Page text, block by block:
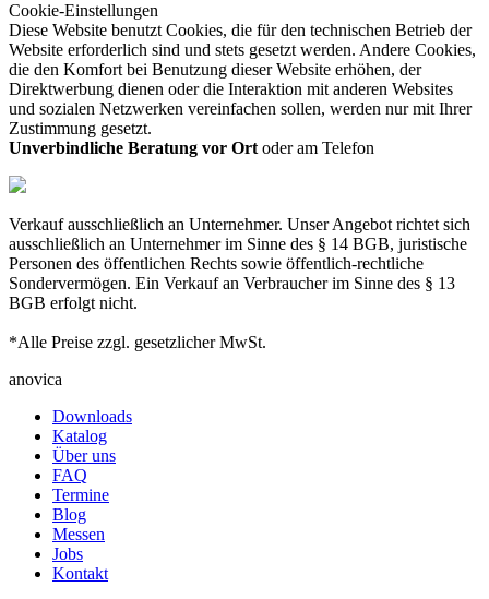
Cookie-Einstellungen
Diese Website benutzt Cookies, die für den technischen Betrieb der
Website erforderlich sind und stets gesetzt werden. Andere Cookies,
die den Komfort bei Benutzung dieser Website erhöhen, der
Direktwerbung dienen oder die Interaktion mit anderen Websites
und sozialen Netzwerken vereinfachen sollen, werden nur mit Ihrer
Zustimmung gesetzt.
Unverbindliche Beratung vor Ort oder am Telefon
Verkauf ausschließlich an Unternehmer. Unser Angebot richtet sich
ausschließlich an Unternehmer im Sinne des § 14 BGB, juristische
Personen des öffentlichen Rechts sowie öffentlich-rechtliche
Sondervermögen. Ein Verkauf an Verbraucher im Sinne des § 13
BGB erfolgt nicht.
*Alle Preise zzgl. gesetzlicher MwSt.
anovica
Downloads
Katalog
Über uns
FAQ
Termine
Blog
Messen
Jobs
Kontakt